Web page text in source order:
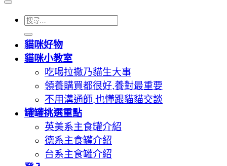
搜
尋
關
鍵
字:
貓咪好物
貓咪小教室
吃喝拉撒乃貓生大事
領養購買都很好,養對最重要
不用溝通師,也懂跟貓貓交談
罐罐挑選重點
英美系主食罐介紹
德系主食罐介紹
台系主食罐介紹